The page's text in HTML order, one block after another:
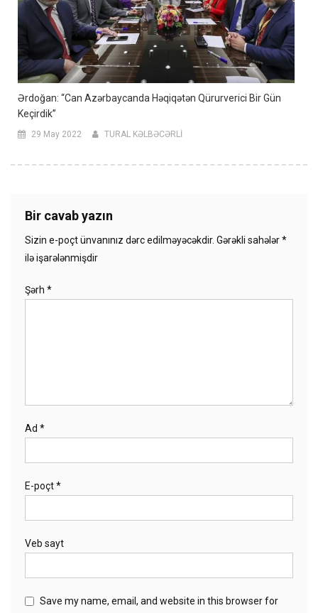
Ərdoğan: “Can Azərbaycanda Həqiqətən Qürurverici Bir Gün
Keçirdik”
29 May 2022 TURAL KƏLBƏCƏRLİ
Bir cavab yazın
Sizin e-poçt ünvanınız dərc edilməyəcəkdir. Gərəkli sahələr*
ilə işarələnmişdir
Şərh *
Ad *
E-poçt*
Veb sayt
Save my name, email, and website in this browser for